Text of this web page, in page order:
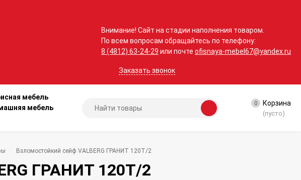
Внимание! Сайт на стадии наполнения товаром.
По всем вопросам обращайтесь по телефону:
8 (4812) 63-24-29 или почте ofisnaya-mebel67@yandex.ru
Заказать звонок
мебель
мебель
0 Корзина
(пусто)
Взломостойкий сейф VALBERG ГРАНИТ 120T/2
ГРАНИТ 120T/2